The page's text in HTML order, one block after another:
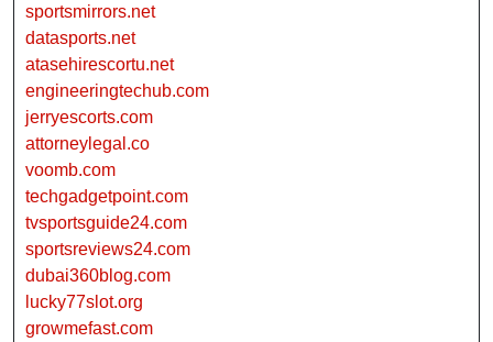
sportsmirrors.net
datasports.net
atasehirescortu.net
engineeringtechub.com
jerryescorts.com
attorneylegal.co
voomb.com
techgadgetpoint.com
tvsportsguide24.com
sportsreviews24.com
dubai360blog.com
lucky77slot.org
growmefast.com